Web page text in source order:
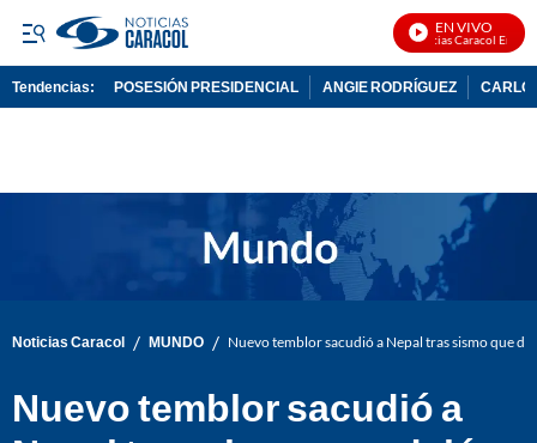
EN VIVO
Noticias Caracol En Vivo
Tendencias: POSESIÓN PRESIDENCIAL ANGIE RODRÍGUEZ
Noticias Caracol / MUNDO / Nuevo temblor sacudió a Nepal tras sismo que
Nuevo temblor sacudió a